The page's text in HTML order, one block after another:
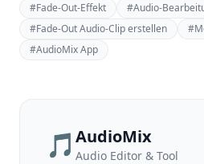
#Fade-Out-Effekt #Audio-
#Fade-Out Audio-Clip erstellen #
#AudioMix App
🎵 AudioMix
Audio Editor & Tool